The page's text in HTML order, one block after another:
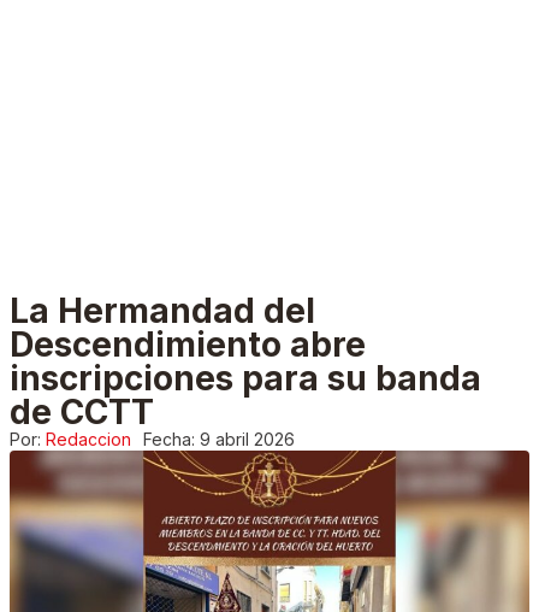
La Hermandad del
Descendimiento abre
inscripciones para su banda
de CCTT
Por: Redaccion Fecha: 9 abril 2026